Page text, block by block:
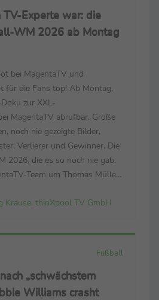
Experte war: die
WM 2026 ab Montag
bei MagentaTV und
für die Fans top! Ab Montag,
zur XXL-
MagentaTV abrufbar. Große
noch nie gezeigte Bilder,
Verlierer und Gewinner. Die
2026, die es so noch nie gab.
Team um Thomas Müller,
Klopp. (Der Link zum
Krause, thinXpool TV GmbH
Fußball
„schwächstem
Williams crasht